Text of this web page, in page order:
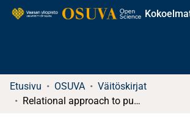
Etusivu OSUVA
Väitöskirjat
Relational approach to public service professionals in value co-creation